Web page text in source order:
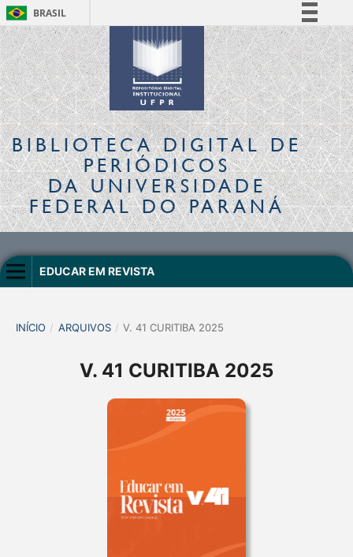
BRASIL
Simplifique!
Comunica BR
Participe
Acesso à informação
Legislação
Canais
BIBLIOTECA DIGITALDE
PERIÓDICOS
DA UNIVERSIDADE
FEDERAL DO PARANÁ
EDUCAR EM REVISTA
INÍCIO / ARQUIVOS / V. 41 CURITIBA 2025
V. 41 CURITIBA 2025